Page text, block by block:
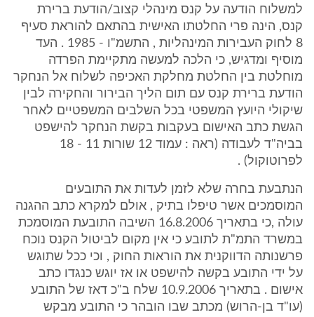
למשלוח הודעה על קנס מינהלי קצוב/הודעת ברירת
קנס, הינה פרי החלטתו האישית בהתאם להוראת סעיף
8 לחוק העבירות המינהליות , התשמ"ו - 1985 . העד
מוסיף ומדגיש, כי הלכה למעשה מתקיימת הפרדה
מוחלטת בין החלטת מחלקת האכיפה לשלוח אל הנחקר
הודעת ברירת קנס עם תום הליך הבירור והחקירה לבין
שיקולי היועץ המשפטי בכל השלבים המשפטיים לאחר
הגשת כתב האישום בעקבות בקשת הנחקר להישפט
בביה"ד לעבודה (ראה : עמוד 12 שורות 11 - 18
לפרוטוקול) .
הנתבעת בחרה שלא לזמן לעדות את התובעים
המוסמכים אשר טיפלו בתיק , אולם למקרא כתב ההגנה
עולה ,כי בתאריך 16.8.2006 השיבה התובעת המוסמכת
במשרד התמ"ת לתובע כי אין מקום לביטול הקנס נוכח
פרשנותה הדווקנית את הוראות החוק , וכי ככל שתוגש
על ידי התובע בקשה להישפט או אז יוגש כנגדו כתב
אישום . בתאריך 10.9.2006 שלח ב"כ דאז של התובע
(עו"ד בן-הרוש) מכתב שבו הובהר כי התובע מבקש